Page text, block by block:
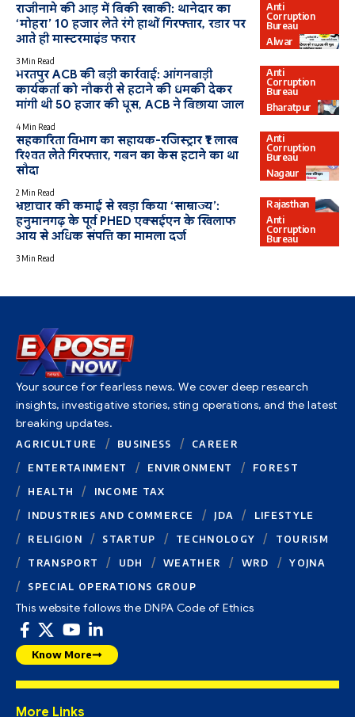
Anti
Corruption
Bureau
Alwar
राजीनामे की आड़ में बिकी खाकी: थानेदार का
‘मोहरा’ 10 हजार लेते रंगे हाथों गिरफ्तार, रडार पर
आते ही मास्टरमाइंड फरार
3 Min Read
Anti
Corruption
Bureau
Bharatpur
भरतपुर ACB की बड़ी कार्रवाई: आंगनबाड़ी
कार्यकर्ता को नौकरी से हटाने की धमकी देकर
मांगी थी 50 हजार की घूस, ACB ने बिछाया जाल
4 Min Read
Anti
Corruption
Bureau
Nagaur
सहकारिता विभाग का सहायक-रजिस्ट्रार ₹1 लाख
रिश्वत लेते गिरफ्तार, गबन का केस हटाने का था
सौदा
2 Min Read
Rajasthan
Anti
Corruption
Bureau
भ्रष्टाचार की कमाई से खड़ा किया ‘साम्राज्य’:
हनुमानगढ़ के पूर्व PHED एक्सईएन के खिलाफ
आय से अधिक संपत्ति का मामला दर्ज
3 Min Read
Your source for fearless news. We cover deep research
insights, investigative stories, sting operations, and the latest
breaking updates.
AGRICULTURE BUSINESS
CAREER
ENTERTAINMENT
ENVIRONMENT
FOREST
HEALTH
INCOME TAX
INDUSTRIES AND COMMERCE
JDA
LIFESTYLE
RELIGION
STARTUP TECHNOLOGY
TOURISM
TRANSPORT
UDH WEATHER WRD
YOJNA
SPECIAL OPERATIONS GROUP
This website follows the DNPA Code of Ethics
Know More
More Links